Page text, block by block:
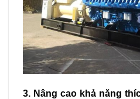
3. Nâng cao khả năng